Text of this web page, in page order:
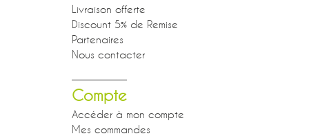
Livraison offerte
Discount 5% de Remise
Partenaires
Nous contacter
Compte
Accéder à mon compte
Mes commandes